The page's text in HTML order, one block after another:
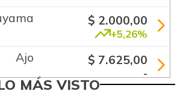
$ 2.000,00
+5,26%
Ajo $ 7.625,00
-
MÁS VISTO